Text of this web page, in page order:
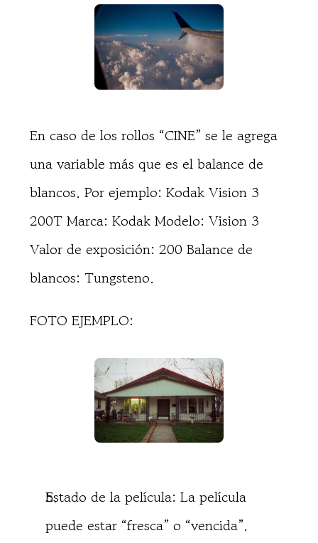
En caso de los rollos “CINE” se le agrega
una variable más que es el balance de
blancos. Por ejemplo: Kodak Vision 3
200T Marca: Kodak Modelo: Vision 3
Valor de exposición: 200 Balance de
blancos: Tungsteno.
FOTO EJEMPLO:
Estado de la película: La película
puede estar “fresca” o “vencida”.